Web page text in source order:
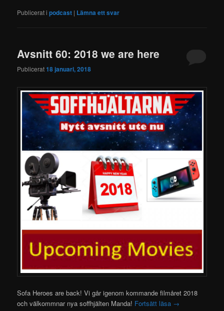
Publicerat i podcast | Lämna ett svar
Avsnitt 60: 2018 we are here
Publicerat18 januari, 2018
Sofa Heroes are back! Vi går igenom kommande filmåret 2018
och välkommnar nya soffhjälten Manda! Fortsätt läsa →